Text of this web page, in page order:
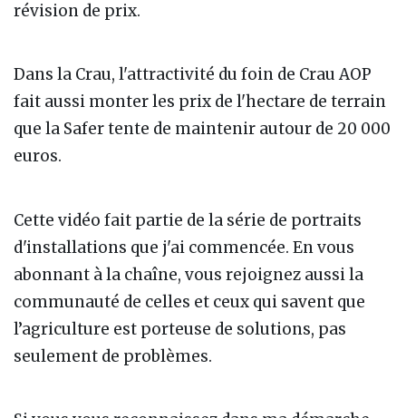
révision de prix.
Dans la Crau, l'attractivité du foin de Crau AOP
fait aussi monter les prix de l'hectare de terrain
que la Safer tente de maintenir autour de 20 000
euros.
Cette vidéo fait partie de la série de portraits
d'installations que j'ai commencée. En vous
abonnant à la chaîne, vous rejoignez aussi la
communauté de celles et ceux qui savent que
l’agriculture est porteuse de solutions, pas
seulement de problèmes.